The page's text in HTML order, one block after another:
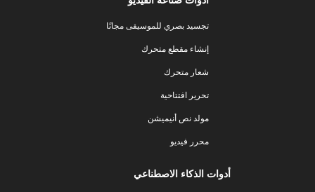
تجسيد بصري للموسيقى مجانًا
إنشاء مقطع متحرك
شعار متحرك
تحرير افتتاحية
مولد نص أنيميشن
محرر فيديو
أدوات الذكاء الاصطناعي